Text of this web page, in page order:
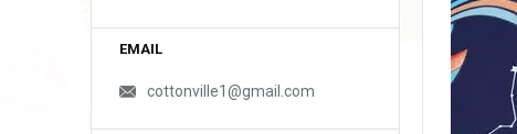
cottonville1@gmail.com